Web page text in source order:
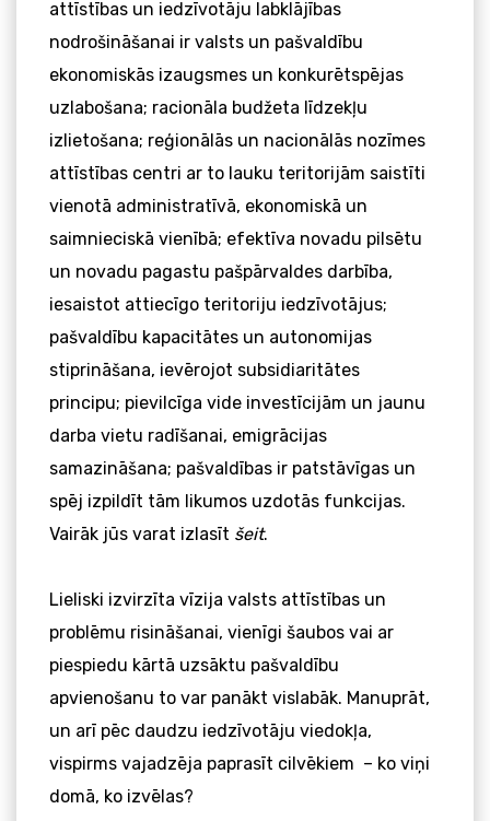
attīstības un iedzīvotāju labklājības
nodrošināšanai ir valsts un pašvaldību
ekonomiskās izaugsmes un konkurētspējas
uzlabošana; racionāla budžeta līdzekļu
izlietošana; reģionālās un nacionālās nozīmes
attīstības centri ar to lauku teritorijām saistīti
vienotā administratīvā, ekonomiskā un
saimnieciskā vienībā; efektīva novadu pilsētu
un novadu pagastu pašpārvaldes darbība,
iesaistot attiecīgo teritoriju iedzīvotājus;
pašvaldību kapacitātes un autonomijas
stiprināšana, ievērojot subsidiaritātes
principu; pievilcīga vide investīcijām un jaunu
darba vietu radīšanai, emigrācijas
samazināšana; pašvaldības ir patstāvīgas un
spēj izpildīt tām likumos uzdotās funkcijas.
Vairāk jūs varat izlasīt šeit.
Lieliski izvirzīta vīzija valsts attīstības un
problēmu risināšanai, vienīgi šaubos vai ar
piespiedu kārtā uzsāktu pašvaldību
apvienošanu to var panākt vislabāk. Manuprāt,
un arī pēc daudzu iedzīvotāju viedokļa,
vispirms vajadzēja paprasīt cilvēkiem – ko viņi
domā, ko izvēlas?